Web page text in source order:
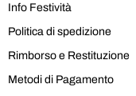
Info Festività
Politica di spedizione
Rimborso e Restituzione
Metodi di Pagamento